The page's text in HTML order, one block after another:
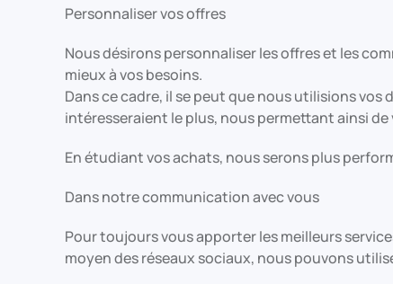
Personnaliser vos offres
Nous désirons personnaliser les offres et les
mieux à vos besoins.
Dans ce cadre, il se peut que nous utilisions
intéresseraient le plus, nous permettant ainsi
En étudiant vos achats, nous serons plus
Dans notre communication avec vous
Pour toujours vous apporter les meilleurs
moyen des réseaux sociaux, nous pouvons